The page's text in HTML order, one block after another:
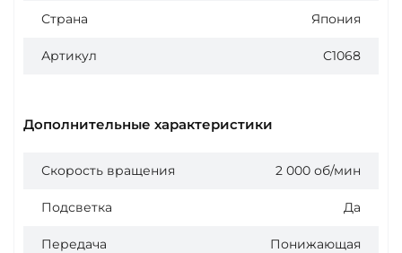
Страна Япония
Артикул C1068
Дополнительные характеристики
Скорость вращения 2 000 об/мин
Подсветка Да
Передача Понижающая